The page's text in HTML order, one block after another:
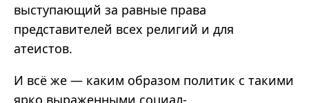
выступающий за равные права
представителей всех религий и для
атеистов.
И всё же — каким образом политик с такими
ярко выраженными социал-